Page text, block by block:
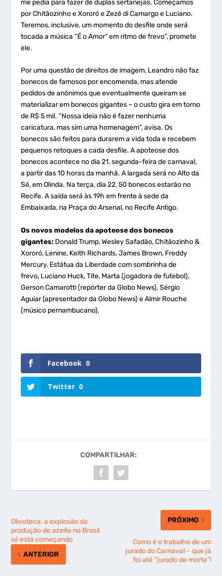
me pedia para fazer de duplas sertanejas. Começamos
por Chitãozinho e Xororó e Zezé di Camargo e Luciano.
Teremos, inclusive, um momento do desfile onde será
tocada a música “É o Amor” em ritmo de frevo”, promete
ele.
Por uma questão de direitos de imagem, Leandro não faz
bonecos de famosos por encomenda, mas atende
pedidos de anônimos que eventualmente queiram se
materializar em bonecos gigantes – o custo gira em torno
de R$ 5 mil. “Nossa ideia não é fazer nenhuma
caricatura, mas sim uma homenagem”, avisa. Os
bonecos são feitos para durarem a vida toda e recebem
pequenos retoques a cada desfile. A apoteose dos
bonecos acontece no dia 21, segunda-feira de carnaval,
a partir das 10 horas da manhã. A largada será no Alto da
Sé, em Olinda. Na terça, dia 22, 50 bonecos estarão no
Recife. A saída será às 19h em frente à sede da
Embaixada, na Praça do Arsenal, no Recife Antigo.
Os novos modelos da apoteose dos bonecos
gigantes: Donald Trump, Wesley Safadão, Chitãozinho &
Xororó, Lenine, Keith Richards, James Brown, Freddy
Mercury, Estátua da Liberdade com sombrinha de
frevo, Luciano Huck, Tite, Marta (jogadora de futebol),
Gerson Camarotti (repórter da Globo News), Sérgio
Aguiar (apresentador da Globo News) e Almir Rouche
(músico pernambucano).
Facebook 0
Twitter 0
COMPARTILHAR:
Olivoteca: a explosão da
produção de azeite no Brasil
só está começando
ANTERIOR
PRÓXIMO
Como é o trabalho de um
jurado do Carnaval – que já
foi até “jurado de morte”!